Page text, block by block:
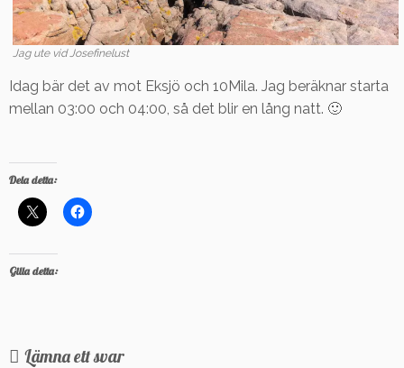
Jag ute vid Josefinelust
Idag bär det av mot Eksjö och 10Mila. Jag beräknar starta
mellan 03:00 och 04:00, så det blir en lång natt. 🙂
Dela detta:
Gilla detta:
Lämna ett svar